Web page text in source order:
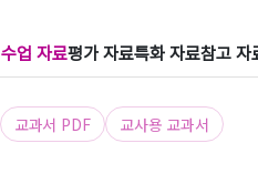
수업 자료평가 자료특화 자료참고 자
교과서 PDF
교사용 교과서